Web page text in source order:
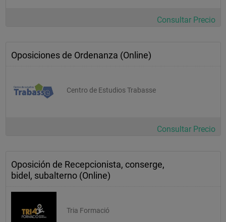
Consultar Precio
Oposiciones de Ordenanza (Online)
Centro de Estudios Trabasse
Consultar Precio
Oposición de Recepcionista, conserge,
bidel, subalterno (Online)
Tria Formació